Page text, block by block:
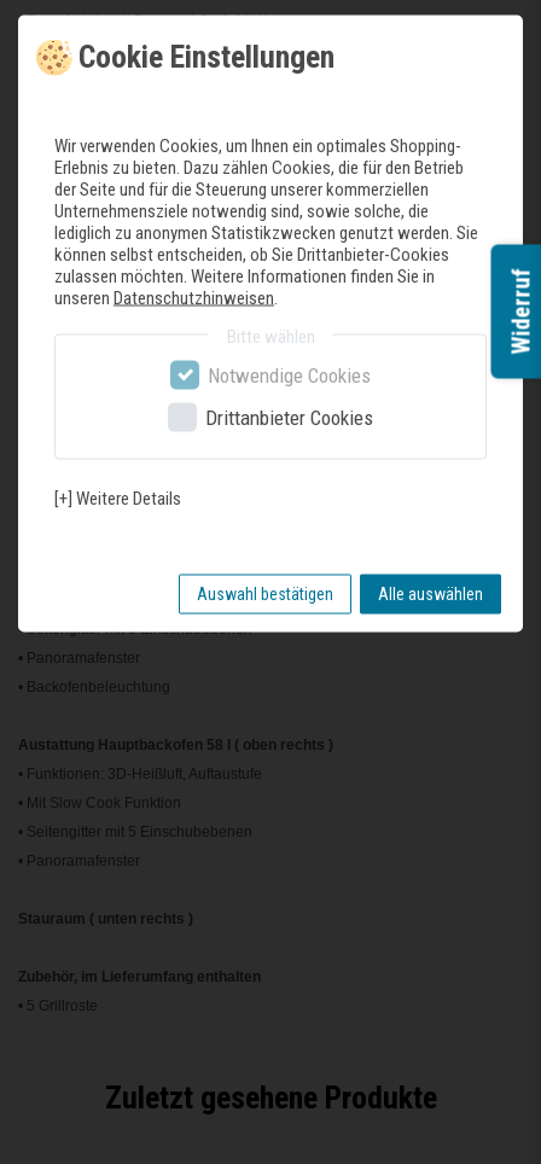
• Zone 1 klein mit Booster 1.2 - 1.4 kW
• Zone 2 mittel mit Booster 1.4 - 2 kW
• Zone 3 groß mit Booster 2.3 - 3.0 kW
• Zone 5 mittel mit Booster 1.4 - 2.0 kW
• Bridge - Funktion
• Kindersicherung
• Topferkennung
• Überhitzungsschutz
• Timer-Funktion
• Restwärmeanzeige
Ausstattung Maxi-Grill™ Backofen 33 l ( oben links )
• Funktion: Oberhitze und Unterhitze
• Seitengitter mit 3 Einschubebenen
Ausstattung Konventioneller Backofen 64 l (unten links)
• Funktionen: Oberhitze, Unterhitze
• Seitengitter mit 5 Einschubebenen
• Panoramafenster
• Backofenbeleuchtung
Austattung Hauptbackofen 58 l ( oben rechts )
• Funktionen: 3D-Heißluft, Auftaustufe
• Mit Slow Cook Funktion
• Seitengitter mit 5 Einschubebenen
• Panoramafenster
Stauraum ( unten rechts )
Zubehör, im Lieferumfang enthalten
• 5 Grillroste
Zuletzt gesehene Produkte
Cookie Einstellungen
Wir verwenden Cookies, um Ihnen ein optimales Shopping-
Erlebnis zu bieten. Dazu zählen Cookies, die für den Betrieb
der Seite und für die Steuerung unserer kommerziellen
Unternehmensziele notwendig sind, sowie solche, die
lediglich zu anonymen Statistikzwecken genutzt werden. Sie
können selbst entscheiden, ob Sie Drittanbieter-Cookies
zulassen möchten. Weitere Informationen finden Sie in
unseren Datenschutzhinweisen
Bitte wählen
Notwendige Cookies
Drittanbieter Cookies
[+] Weitere Details
Auswahl bestätigen Alle auswählen
Widerruf